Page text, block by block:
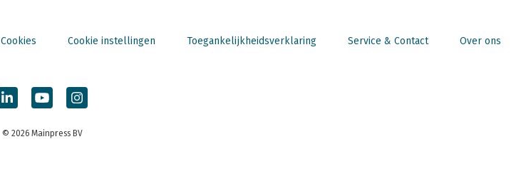
Cookies Cookie instellingen Toegankelijkheidsverklaring Service & Contact Over ons
© 2026 Mainpress BV